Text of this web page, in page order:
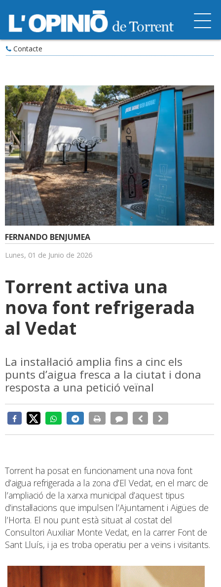
Contacte
FERNANDO BENJUMEA
Lunes, 01 de Junio de 2026
Torrent activa una
nova font refrigerada
al Vedat
La instal·lació amplia fins a cinc els
punts d’aigua fresca a la ciutat i dona
resposta a una petició veïnal
Torrent ha posat en funcionament una nova font
d’aigua refrigerada a la zona d’El Vedat, en el marc de
l’ampliació de la xarxa municipal d’aquest tipus
d’instal·lacions que impulsen l’Ajuntament i Aigües de
l’Horta. El nou punt està situat al costat del
Consultori Auxiliar Monte Vedat, en la carrer Font de
Sant Lluís, i ja es troba operatiu per a veïns i visitants.